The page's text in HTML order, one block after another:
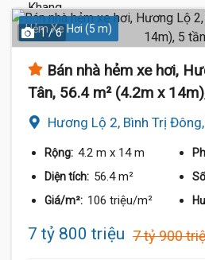
Hẻm Xe Hơi (5 m)
1 / 6
Bán nhà hẻm xe hơi,
Tân, 56.4 m² (4.2m x
Hương Lộ 2, Bình Trị
Rộng: 4.2 m x 14 m
Diện tích: 56.4 m²
Giá/m²: 106 triệu/m²
7 tỷ 800 triệu 7 tỷ 900